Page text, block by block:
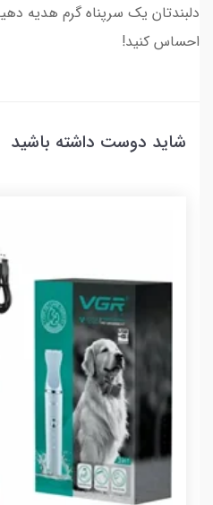
دلبندتان یک سرپناه گرم هدیه
احساس کنید!
شاید دوست داشته باشید